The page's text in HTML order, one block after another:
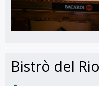
Bistrò del Rio